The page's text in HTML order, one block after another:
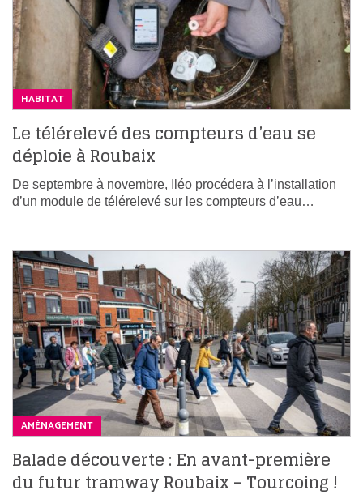
HABITAT
Le télérelevé des compteurs d’eau se
déploie à Roubaix
De septembre à novembre, Iléo procédera à l’installation
d’un module de télérelevé sur les compteurs d’eau…
AMÉNAGEMENT
Balade découverte : En avant-première
du futur tramway Roubaix – Tourcoing !